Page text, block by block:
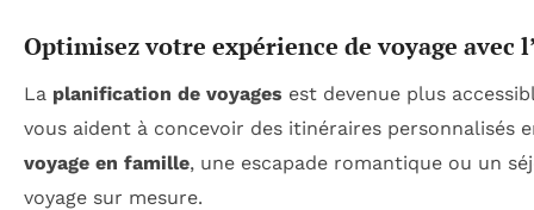
Optimisez votre expérience de voyage
La planification de voyages est devenue plus
vous aident à concevoir des itinéraires
voyage en famille, une escapade romantique ou un
voyage sur mesure.